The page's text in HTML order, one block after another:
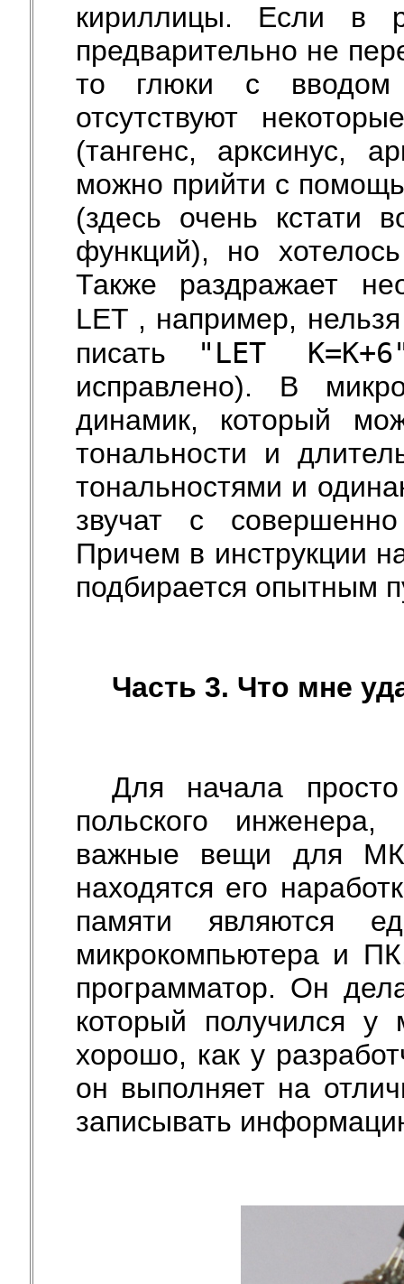
кириллицы. Если в
предварительно не
то глюки с вводом
отсутствуют
(тангенс, арксинус,
можно прийти с
(здесь очень кстати
функций), но
Также раздражает
LET , например,
писать
"LET
исправлено). В
динамик, который
тональности и
тональностями и
звучат с
Причем в инструкции
подбирается опытным
Часть 3. Что мне
Для начала
польского
важные вещи для
находятся его
памяти являются
микрокомпьютера и
программатор. Он
который получился
хорошо, как у
он выполняет на
записывать